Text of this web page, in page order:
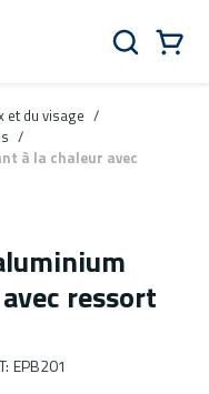
Rechercher
et du visage /
/
à la chaleur avec
ressort
: EPB201